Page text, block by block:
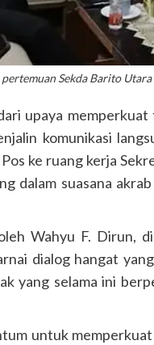
pertemuan Sekda Barito
upaya
komunikasi
ke ruang kerja
dalam suasana
Wahyu F. Dirun,
dialog hangat
yang selama ini
untuk